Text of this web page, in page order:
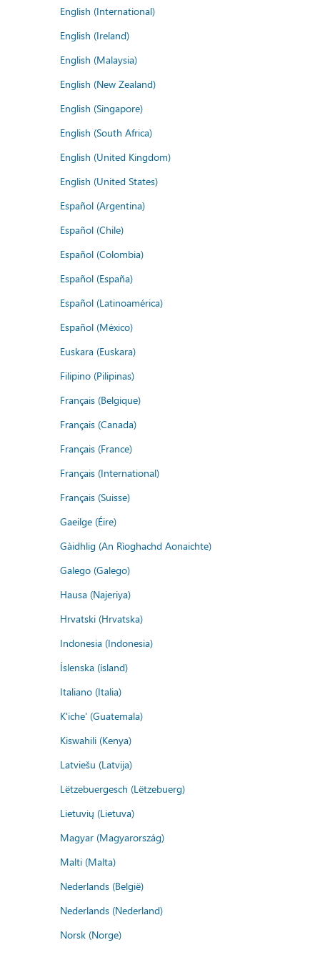
English (International)
English (Ireland)
English (Malaysia)
English (New Zealand)
English (Singapore)
English (South Africa)
English (United Kingdom)
English (United States)
Español (Argentina)
Español (Chile)
Español (Colombia)
Español (España)
Español (Latinoamérica)
Español (México)
Euskara (Euskara)
Filipino (Pilipinas)
Français (Belgique)
Français (Canada)
Français (France)
Français (International)
Français (Suisse)
Gaeilge (Éire)
Gàidhlig (An Rìoghachd Aonaichte)
Galego (Galego)
Hausa (Najeriya)
Hrvatski (Hrvatska)
Indonesia (Indonesia)
Íslenska (ísland)
Italiano (Italia)
K'iche' (Guatemala)
Kiswahili (Kenya)
Latviešu (Latvija)
Lëtzebuergesch (Lëtzebuerg)
Lietuvių (Lietuva)
Magyar (Magyarország)
Malti (Malta)
Nederlands (België)
Nederlands (Nederland)
Norsk (Norge)